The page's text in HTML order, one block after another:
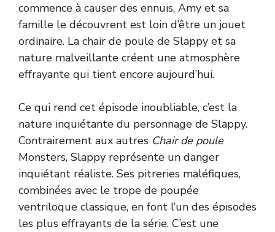
commence à causer des ennuis, Amy et sa
famille le découvrent est loin d’être un jouet
ordinaire. La chair de poule de Slappy et sa
nature malveillante créent une atmosphère
effrayante qui tient encore aujourd’hui.
Ce qui rend cet épisode inoubliable, c’est la
nature inquiétante du personnage de Slappy.
Contrairement aux autres Chair de poule
Monsters, Slappy représente un danger
inquiétant réaliste. Ses pitreries maléfiques,
combinées avec le trope de poupée
ventriloque classique, en font l’un des épisodes
les plus effrayants de la série. C’est une